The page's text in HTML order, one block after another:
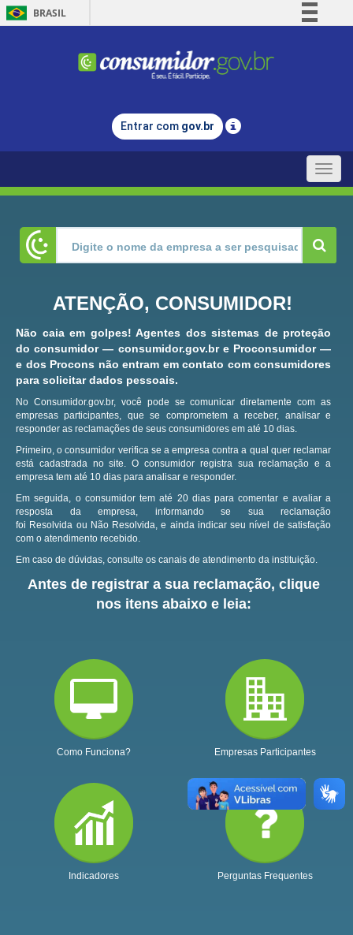
BRASIL
Comunica BR
Legislação
Entrar com gov.br
Toggle
ATENÇÃO, CONSUMIDOR!
Não caia em golpes! Agentes dos sistemas de proteção
do consumidor — consumidor.gov.br e Proconsumidor —
e dos Procons não entram em contato com consumidores
para solicitar dados pessoais.
No Consumidor.gov.br, você pode se comunicar diretamente com as
empresas participantes, que se comprometem a receber, analisar e
responder as reclamações de seus consumidores em até 10 dias.
Primeiro, o consumidor verifica se a empresa contra a qual quer reclamar
está cadastrada no site.O consumidor registra sua reclamação e a
empresa tem até 10 dias para analisar e responder.
Em seguida, o consumidor tem até 20 dias para comentar e avaliar a
resposta da empresa, informando se sua reclamação
foi Resolvida ou Não Resolvida, e ainda indicar seu nível de satisfação
com o atendimento recebido.
Em caso de dúvidas, consulte os canais de atendimento da instituição.
Antes de registrar a sua reclamação, clique
nos itens abaixo e leia:
Como Funciona? Empresas Participantes
Indicadores Perguntas Frequentes